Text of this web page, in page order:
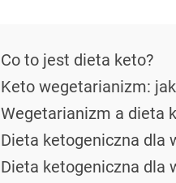
Co to jest dieta keto?
Keto wegetarianizm:
Wegetarianizm a dieta
Dieta ketogeniczna dla
Dieta ketogeniczna dla